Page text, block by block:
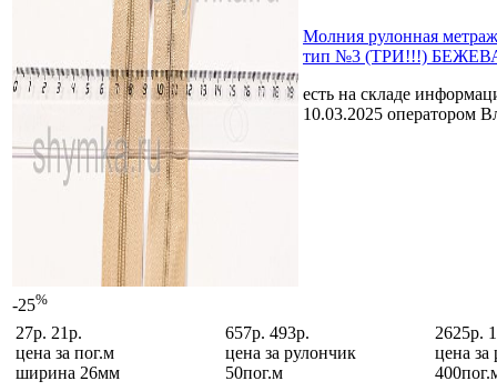
-25%
Молния рулонная
тип №3 (ТРИ!!!)
есть на складе
10.03.2025 оператором
27р. 21р.
цена за пог.м
ширина 26мм
657р. 493р.
цена за рулончик
50пог.м
2625р.
цена за